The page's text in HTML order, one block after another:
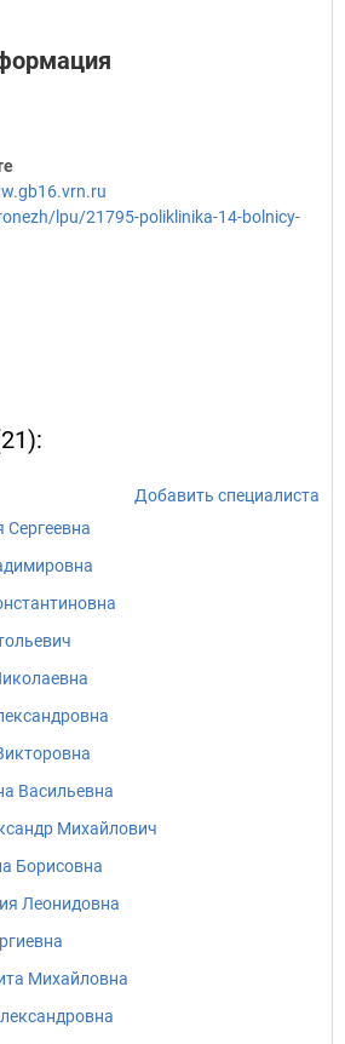
lpu/21795-poliklinika-14-bolnicy-
Добавить специалиста
Сергеевна
Васильевна
Михайлович
Борисовна
Леонидовна
Михайловна